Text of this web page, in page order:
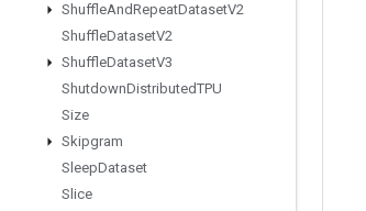
ShuffleAndRepeatDatasetV2
ShuffleDatasetV2
ShuffleDatasetV3
ShutdownDistributedTPU
Size
Skipgram
SleepDataset
Slice